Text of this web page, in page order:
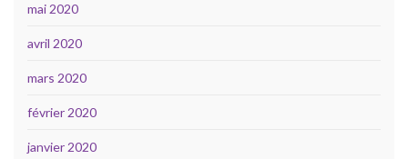
mai 2020
avril 2020
mars 2020
février 2020
janvier 2020